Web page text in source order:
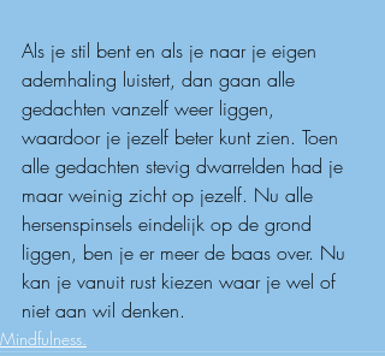
Als je stil bent en als je naar je eigen
ademhaling luistert, dan gaan alle
gedachten vanzelf weer liggen,
waardoor je jezelf beter kunt zien. Toen
alle gedachten stevig dwarrelden had je
maar weinig zicht op jezelf. Nu alle
hersenspinsels eindelijk op de grond
liggen, ben je er meer de baas over. Nu
kan je vanuit rust kiezen waar je wel of
niet aan wil denken.
Mindfulness.